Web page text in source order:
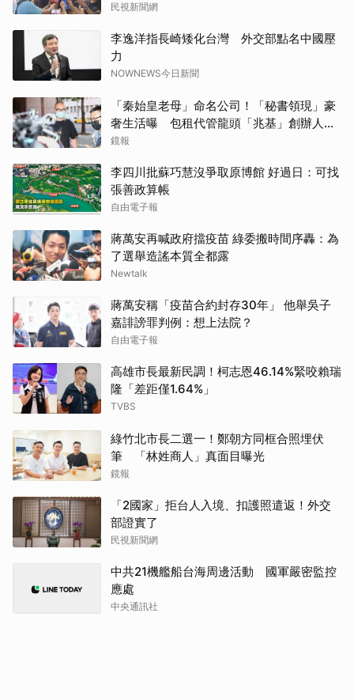
民視新聞網
李逸洋指長崎矮化台灣 外交部點名中國壓
力
NOWNEWS今日新聞
「秦始皇老母」命名公司！「秘書領現」豪
奢生活曝 包租代管龍頭「兆基」創辦人認
了：原本要落跑
鏡報
李四川批蘇巧慧沒爭取原博館 好過日：可找
張善政算帳
自由電子報
蔣萬安再喊政府擋疫苗 綠委搬時間序轟：為
了選舉造謠本質全都露
Newtalk
蔣萬安稱「疫苗合約封存30年」 他舉吳子
嘉誹謗罪判例：想上法院？
自由電子報
高雄市長最新民調！柯志恩46.14%緊咬賴瑞
隆「差距僅1.64%」
TVBS
綠竹北市長二選一！鄭朝方同框合照埋伏
筆 「林姓商人」真面目曝光
鏡報
「2國家」拒台人入境、扣護照遣返！外交
部證實了
民視新聞網
中共21機艦船台海周邊活動 國軍嚴密監控
應處
中央通訊社